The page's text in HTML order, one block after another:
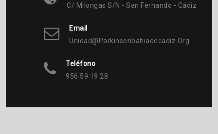
C/ Milongas S/n - San Fernando - Cádiz
Email
Unidad@parkinsonbahiadecadiz.org
Teléfono
956 59 19 28